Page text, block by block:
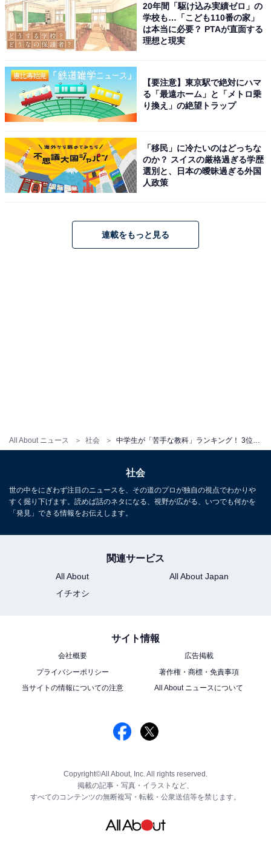
All About ニュース 社会 中学生が「苦手な教科」ランキング！ 3位「英語・外国語活動」、2位「社会」、1位は？
20年間「駆け込み実績ゼロ」の
学校も…「こども110番の家」
は本当に必要？ PTAが直面する
理想と現実
【要注意】東京駅で絶対にハマ
る「最遠ホーム」と「メトロ乗
り換え」の絶望トラップ
「移民」に冷たいのはどっちな
のか？ スイスの厳格過ぎる学歴
選別と、日本の曖昧過ぎる外国
人政策
連載をもっと見る
社会
世の中をにぎわず注目のニュースを、その道のプロが独自の視点でわかりや
すく掘り下げます。読めば話のネタになる、視野が広がる、いつでも何かを
「発見」できる情報をお伝えします。
関連サービス
All About
All About Japan
イチオシ
サイト情報
会社概要
広告掲載
プライバシーポリシー
著作権・商標・免責事項
当サイトの情報についての注意
All About ニュースについて
Copyright©All About, Inc. All rights reserved.
掲載の記事・写真・イラストなど、
すべてのコンテンツの無断複写・転載・公衆送信等を禁じます。